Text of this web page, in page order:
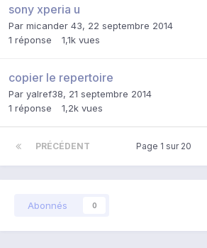
sony xperia u
Par micander 43, 22 septembre 2014
1 réponse 1,1k vues
copier le repertoire
Par yalref38, 21 septembre 2014
1 réponse 1,2k vues
PRÉCÉDENT Page 1 sur 20
Abonnés 0